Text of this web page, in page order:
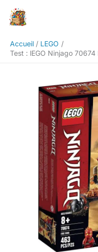
Accueil
LEGO
Test : lEGO Ninjago
Rechercher